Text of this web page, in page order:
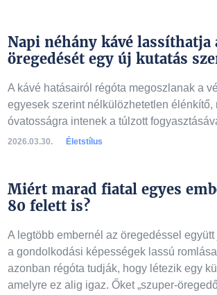
Napi néhány kávé lassíthatja
öregedését egy új kutatás
A kávé hatásairól régóta megoszlanak a
egyesek szerint nélkülözhetetlen élénkítő,
óvatosságra intenek a túlzott
2026.03.30. Életstílus
Miért marad fiatal egyes
80 felett is?
A legtöbb embernél az öregedéssel
a gondolkodási képességek lassú
azonban régóta tudják, hogy létezik egy
amelyre ez alig igaz. Őket „szuper-